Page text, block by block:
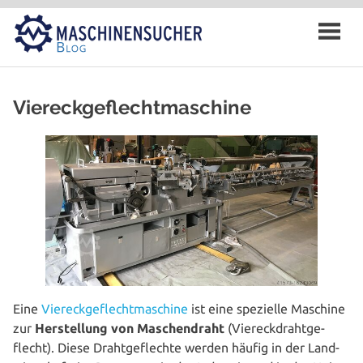
Zum
Inhalt
springen
Viereckgeflechtmaschine
Eine Vier­eck­ge­flecht­ma­schi­ne ist eine spezielle Maschine
zur Her­stel­lung von Maschen­draht (Vier­eck­draht­ge­
flecht). Diese Draht­ge­flech­te werden häufig in der Land­